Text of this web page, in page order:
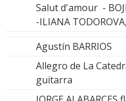
Salut d'amour -
-ILIANA
Agustín BARRIOS
Allegro de La
guitarra